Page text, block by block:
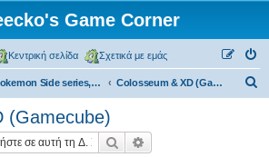
Game Corner
Κεντρική σελίδα Σχετικά με εμάς
Pokemon Side series, Spin-offs Colosseum & XD (Gamecube)
(Gamecube)
Αναζήτηση